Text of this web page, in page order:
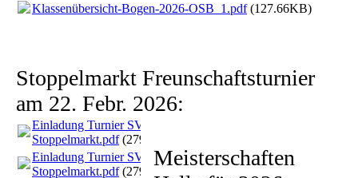
Klassenübersicht-Bogen-2026-OSB_1.pdf(127.66KB)
Stoppelmarkt Freunschaftsturnier
am 22. Febr. 2026:
Einladung Turnier SV
Stoppelmarkt.pdf(279.15KB)
Einladung Turnier SV
Stoppelmarkt.pdf(279.15KB)
Meisterschaften